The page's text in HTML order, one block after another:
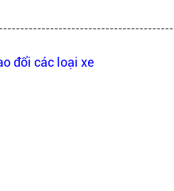
đổi các loại xe